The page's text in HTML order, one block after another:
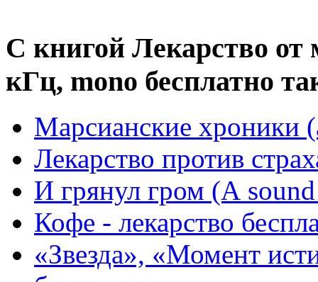
С книгой Лекарство от
кГц, mono бесплатно
Марсианские хроники
Лекарство против
И грянул гром (А
Кофе - лекарство
«Звезда», «Момент